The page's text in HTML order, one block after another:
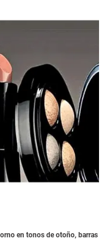
en tonos de otoño, barras